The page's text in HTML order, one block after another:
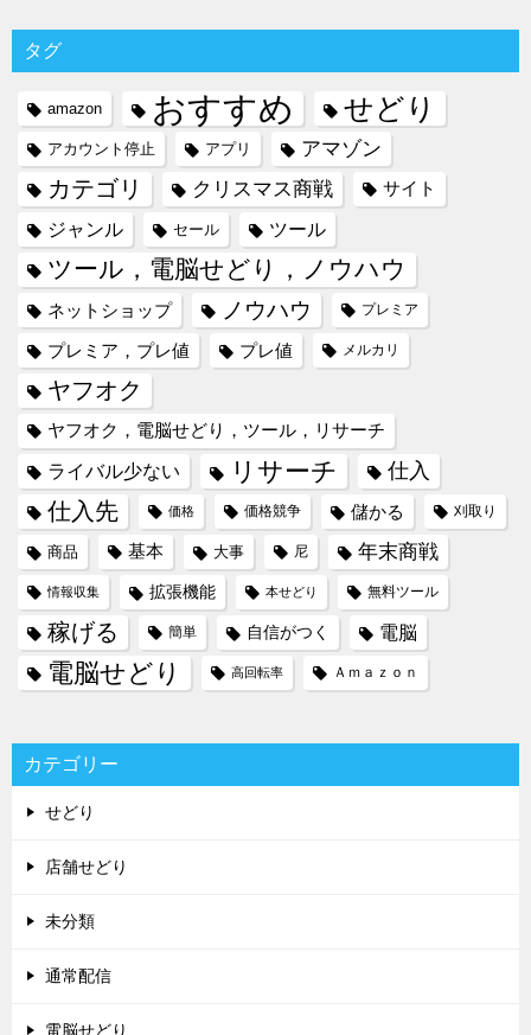
タグ
amazon おすすめ せどり
アカウント停止 アプリ アマゾン
カテゴリ クリスマス商戦 サイト
ジャンル セール ツール
ツール，電脳せどり，ノウハウ
ネットショップ ノウハウ プレミア
プレミア，プレ値 プレ値 メルカリ
ヤフオク
ヤフオク，電脳せどり，ツール，リサーチ
ライバル少ない リサーチ 仕入
仕入先 価格 価格競争 儲かる 刈取り
商品 基本 大事 尼 年末商戦
情報収集 拡張機能 本せどり 無料ツール
稼げる 簡単 自信がつく 電脳
電脳せどり 高回転率 Ａｍａｚｏｎ
カテゴリー
せどり
店舗せどり
未分類
通常配信
電脳せどり